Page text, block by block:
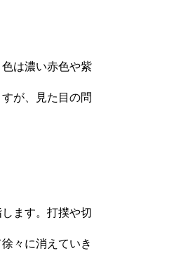
は濃い赤色や紫
が、見た目の問
ます。打撲や切
々に消えていき